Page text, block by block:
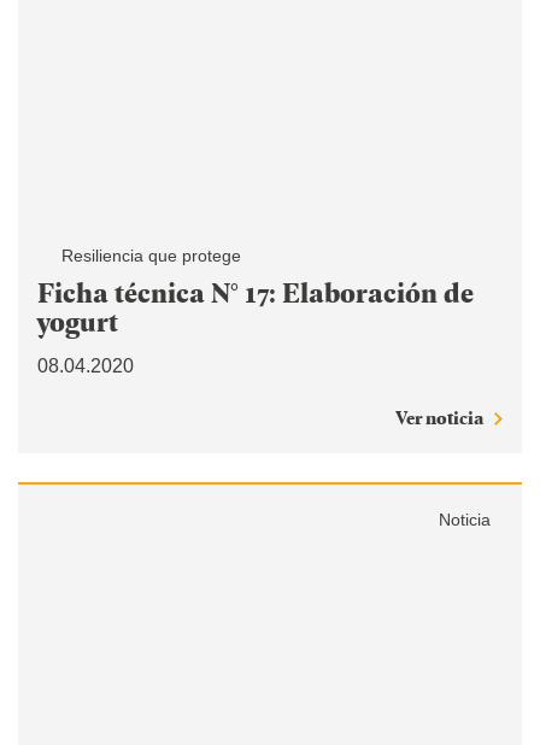
Resiliencia que protege
Ficha técnica N° 17: Elaboración de
yogurt
08.04.2020
Ver noticia
Noticia